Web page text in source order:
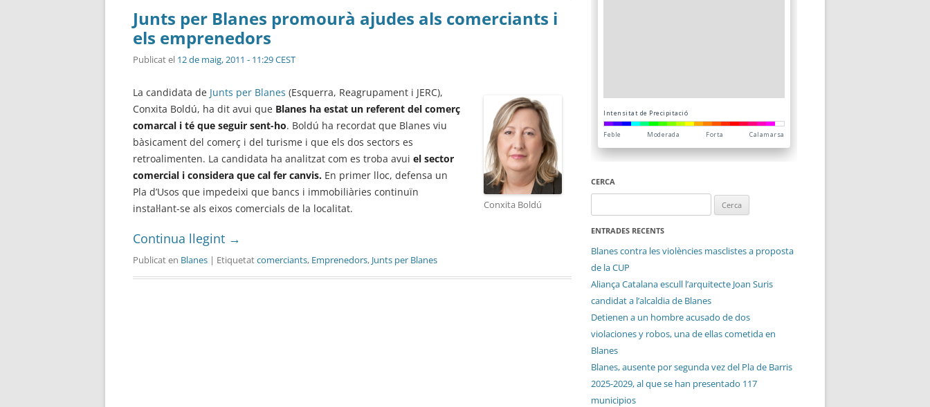
Junts per Blanes promourà ajudes als comerciants i
els emprenedors
Publicat el 12 de maig, 2011 - 11:29 CEST
Conxita Boldú
La candidata de Junts per Blanes (Esquerra, Reagrupament i JERC),
Conxita Boldú, ha dit avui que Blanes ha estat un referent del comerç
comarcal i té que seguir sent-ho. Boldú ha recordat que Blanes viu
bàsicament del comerç i del turisme i que els dos sectors es
retroalimenten. La candidata ha analitzat com es troba avui el sector
comercial i considera que cal fer canvis. En primer lloc, defensa un
Pla d’Usos que impedeixi que bancs i immobiliàries continuïn
instal·lant-se als eixos comercials de la localitat.
Continua llegint →
Publicat en Blanes | Etiquetatcomerciants, Emprenedors, Junts per Blanes
CERCA
ENTRADES RECENTS
Blanes contra les violències masclistes a proposta
de la CUP
Aliança Catalana escull l’arquitecte Joan Suris
candidat a l’alcaldia de Blanes
Detienen a un hombre acusado de dos
violaciones y robos, una de ellas cometida en
Blanes
Blanes, ausente por segunda vez del Pla de Barris
2025-2029, al que se han presentado 117
municipios